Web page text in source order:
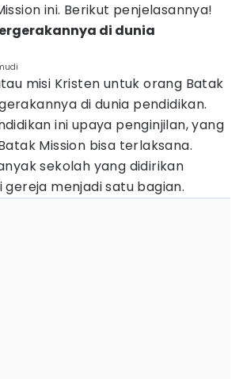
ini. Berikut penjelasannya!
di dunia
misi Kristen untuk orang Batak
di dunia pendidikan.
ini upaya penginjilan, yang
Mission bisa terlaksana.
sekolah yang didirikan
menjadi satu bagian.